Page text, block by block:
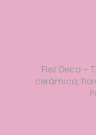
Fiez Deco –
cerámica,